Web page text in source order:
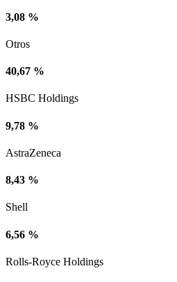
3,08 %
Otros
40,67 %
HSBC Holdings
9,78 %
AstraZeneca
8,43 %
Shell
6,56 %
Rolls-Royce Holdings